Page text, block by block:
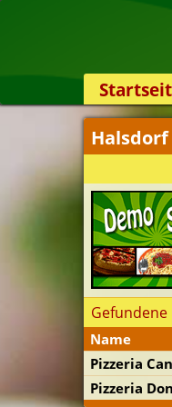
Halsdorf
Name
Pizzeria
Pizzeria